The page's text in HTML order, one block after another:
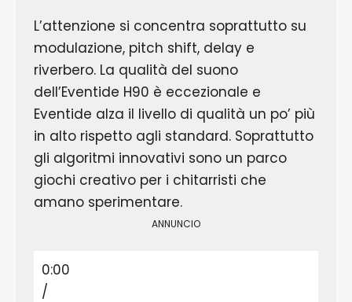
L’attenzione si concentra soprattutto su
modulazione, pitch shift, delay e
riverbero. La qualità del suono
dell’Eventide H90 è eccezionale e
Eventide alza il livello di qualità un po’ più
in alto rispetto agli standard. Soprattutto
gli algoritmi innovativi sono un parco
giochi creativo per i chitarristi che
amano sperimentare.
ANNUNCIO
0:00
/